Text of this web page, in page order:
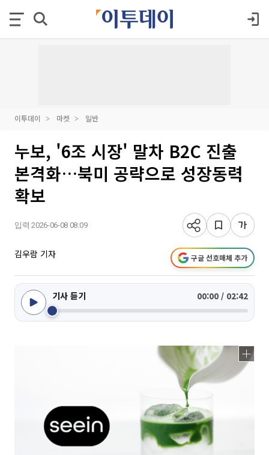
이투데이 마켓 일반
누보, '6조 시장' 말차 B2C 진출
본격화…북미 공략으로 성장동력
확보
입력 2026-06-08 08:09
김우람 기자 구글 선호매체 추가
기사 듣기 00:00 / 02:42